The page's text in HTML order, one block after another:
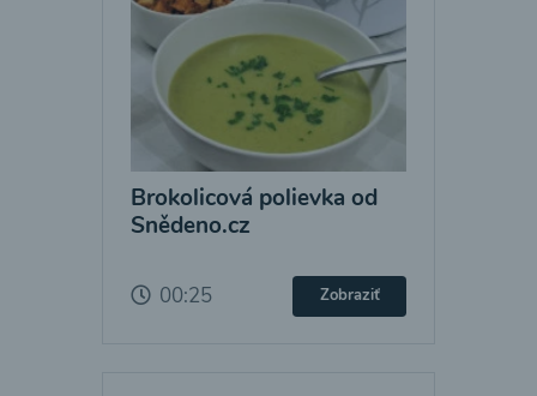
Brokolicová polievka od
Snědeno.cz
00:25 Zobraziť